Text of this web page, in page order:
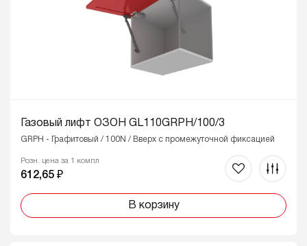
Газовый лифт ОЗОН GL110GRPH/100/3
GRPH - Графитовый / 100N / Вверх с промежуточной фиксацией
Розн. цена за 1 компл
612,65 ₽
В корзину